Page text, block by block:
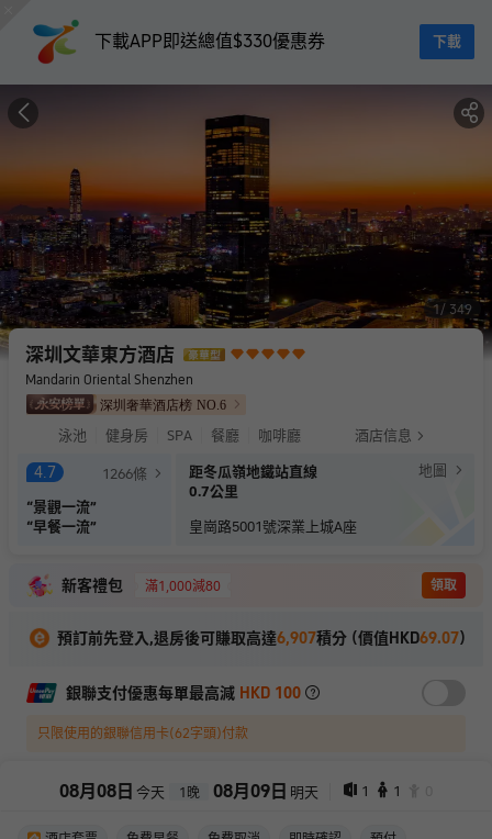
下載APP即送總值$330優惠券 下載
1 349
深圳文華東方酒店
Mandarin Oriental Shenzhen
深圳奢華酒店榜 NO. 6
泳池 健身房 SPA 餐廳 咖啡廳 酒店信息
4.7 1266條
“景觀一流”
“早餐一流”
距冬瓜嶺地鐵站直線
0.7公里
地圖
皇崗路5001號深業上城A座
新客禮包 滿1,000減80 領取
預訂前先登入,退房後可賺取高達6,907積分 (價值HKD69.07)
銀聯支付優惠每單最高減 HKD 100
只限使用的銀聯信用卡(62字頭)付款
08月 08 日 今天 1 晚 08月 09 日 明天 1 1